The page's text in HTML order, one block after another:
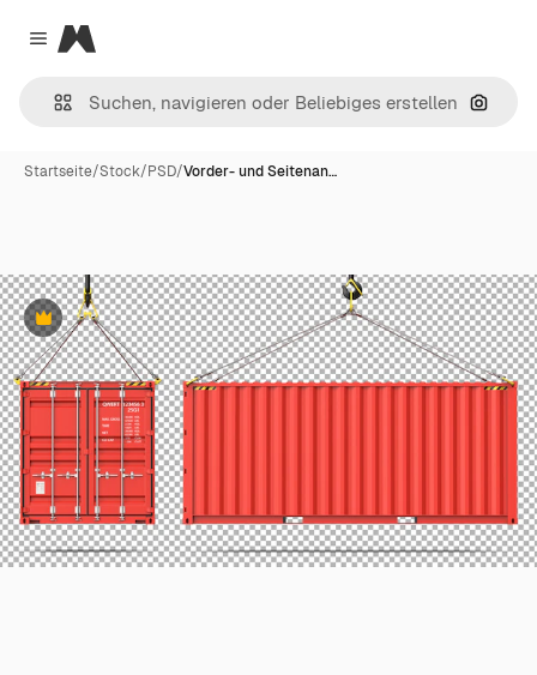
Close menu
Magnific
Nach
Startseite/Stock/PSD/Vorder- und Seitenan…
Premium